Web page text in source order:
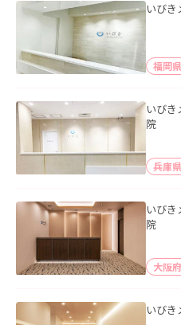
いび
福岡県
いび
院
兵庫県
いび
院
大阪府
いび